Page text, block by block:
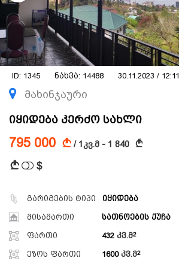
ID: 1345 ნახვა: 14488 30.11.2023 / 12:11
მახინჯაური
იყიდება კერძო სახლი
795 000 A / 1კვ.მ - 1 840 A
A $
გარიგების ტიპი იყიდება
მისამართი სათნოების ქუჩა
ფართი 432 კვ.მ
ეზოს ფართი 1600 კვ.მ